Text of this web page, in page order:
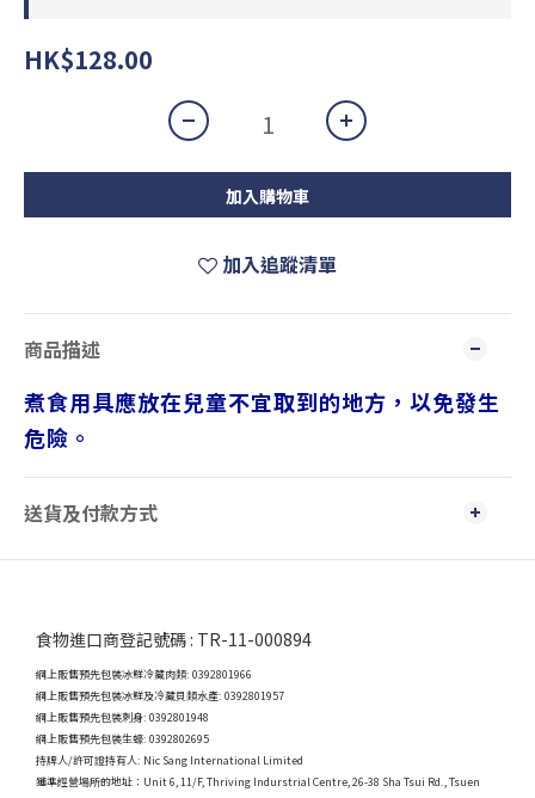
HK$128.00
加入購物車
加入追蹤清單
商品描述
煮食用具應放在兒童不宜取到的地方，以免發生
危險。
送貨及付款方式
食物進口商登記號碼 : TR-11-000894
網上販售預先包裝冰鮮冷藏肉類: 0392801966
網上販售預先包裝冰鮮及冷藏貝類水產: 0392801957
網上販售預先包裝刺身: 0392801948
網上販售預先包裝生蠔: 0392802695
持牌人/許可證持有人: Nic Sang International Limited
獲準經營場所的地址： Unit 6, 11/F, Thriving Indurstrial Centre, 26-38 Sha Tsui Rd., Tsuen